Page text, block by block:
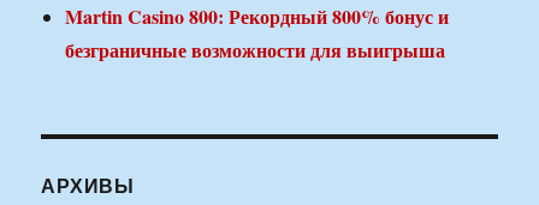
Martin Casino 800: Рекордный 800% бонус и
безграничные возможности для выигрыша
АРХИВЫ